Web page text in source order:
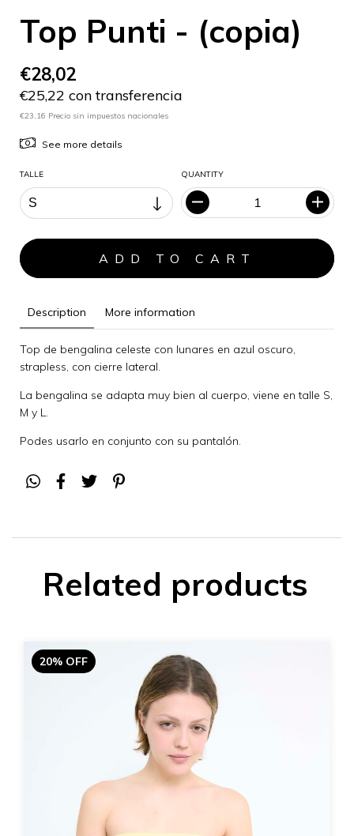
Top Punti - (copia)
€28,02
€25,22 con transferencia
€23,16 Precio sin impuestos nacionales
See more details
TALLE QUANTITY
Description More information
Top de bengalina celeste con lunares en azul oscuro,
strapless, con cierre lateral.
La bengalina se adapta muy bien al cuerpo, viene en talle S,
M y L.
Podes usarlo en conjunto con su pantalón.
Related products
20% OFF